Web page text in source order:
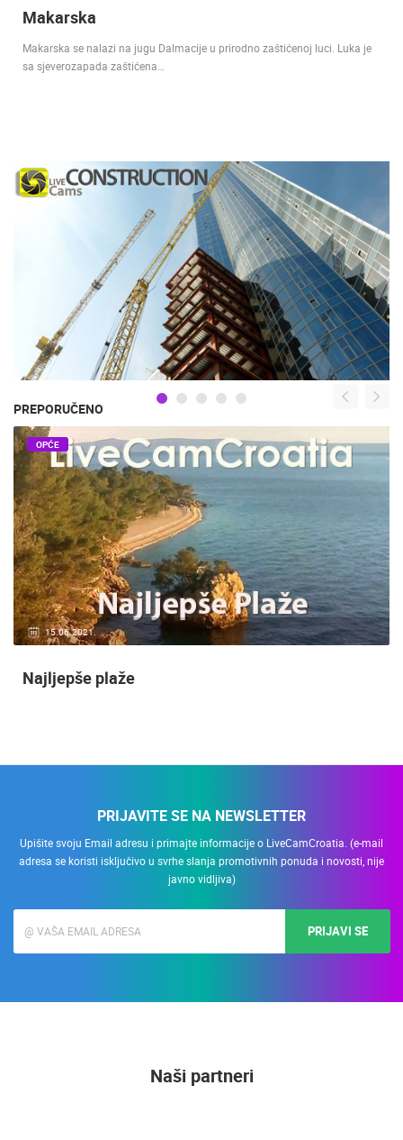
Makarska
Makarska se nalazi na jugu Dalmacije u prirodno zaštićenoj luci. Luka je
sa sjeverozapada zaštićena…
PREPORUČENO
15.06.2021.
OPĆE
Najljepše plaže
PRIJAVITE SE NA NEWSLETTER
Upišite svoju Email adresu i primajte informacije o LiveCamCroatia. (e-mail
adresa se koristi isključivo u svrhe slanja promotivnih ponuda i novosti, nije
javno vidljiva)
PRIJAVI SE
Naši partneri